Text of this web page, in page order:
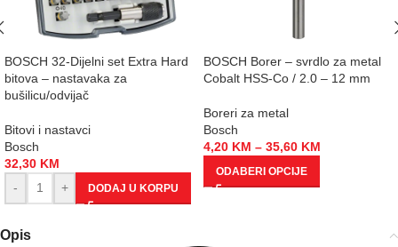
BOSCH 32-Dijelni set Extra Hard
bitova – nastavaka za
bušilicu/odvijač
Bitovi i nastavci
Bosch
32,30 KM
-
+ DODAJ U KORPU
BOSCH Borer – svrdlo za metal
Cobalt HSS-Co / 2.0 – 12 mm
Boreri za metal
Bosch
4,20 KM – 35,60 KM
ODABERI OPCIJE
Opis